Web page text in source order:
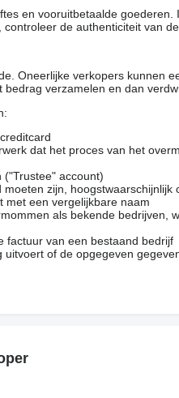
en vooruitbetaalde
de authenticiteit van
Oneerlijke verkopers kunnen
verzamelen en dan
dat het proces van het
account)
zijn, hoogstwaarschijnlijk
met een vergelijkbare naam
als bekende bedrijven,
factuur van een bestaand bedrijf
of de opgegeven